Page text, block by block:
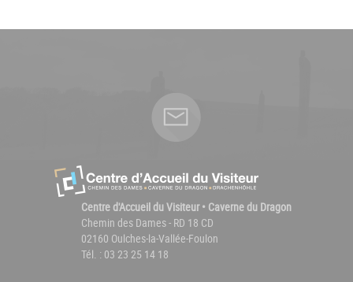
Centre d'Accueil du Visiteur • Caverne du Dragon
Chemin des Dames - RD 18 CD
02160 Oulches-la-Vallée-Foulon
Tél. : 03 23 25 14 18